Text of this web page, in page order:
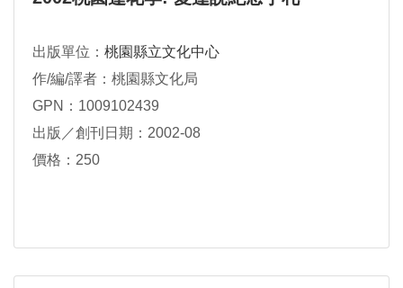
出版單位： 桃園縣立文化中心
作/編/譯者：桃園縣文化局
GPN：1009102439
出版／創刊日期：2002-08
價格：250